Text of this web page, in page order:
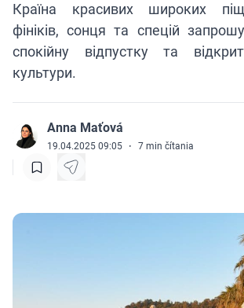
Країна красивих широких
фініків, сонця та спецій
спокійну відпустку та
культури.
J
Anna Maťová
19.04.2025 09:05 · 7 min čítania